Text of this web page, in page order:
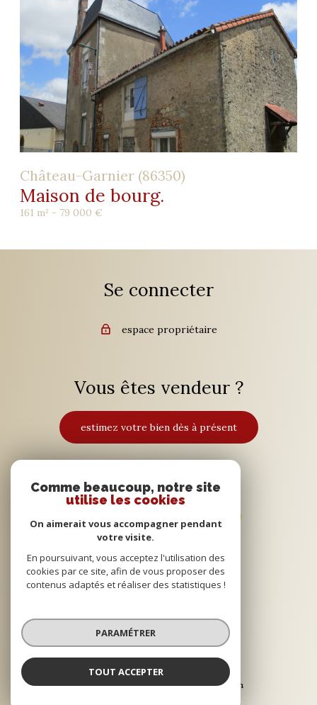
Château-Garnier (86350)
Maison de bourg.
161 m² - 79 000 €
Se connecter
espace propriétaire
Vous êtes vendeur ?
estimez votre bien dès à présent
Adhérents
© 2022
Tous droits réservés
Traduction powered by Google
Mentions légales Partenaires Admin
Comme beaucoup, notre site
utilise les cookies
On aimerait vous accompagner pendant
votre visite.
En poursuivant, vous acceptez l'utilisation des
cookies par ce site, afin de vous proposer des
contenus adaptés et réaliser des statistiques !
PARAMÉTRER
TOUT ACCEPTER